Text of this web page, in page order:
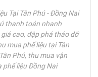
Tại Tân Phú - Đồng Nai
thanh toán nhanh
cao, đập phá tháo dỡ
mua phế liệu tại Tân
Phú, thu mua vận
phế liệu Đồng Nai